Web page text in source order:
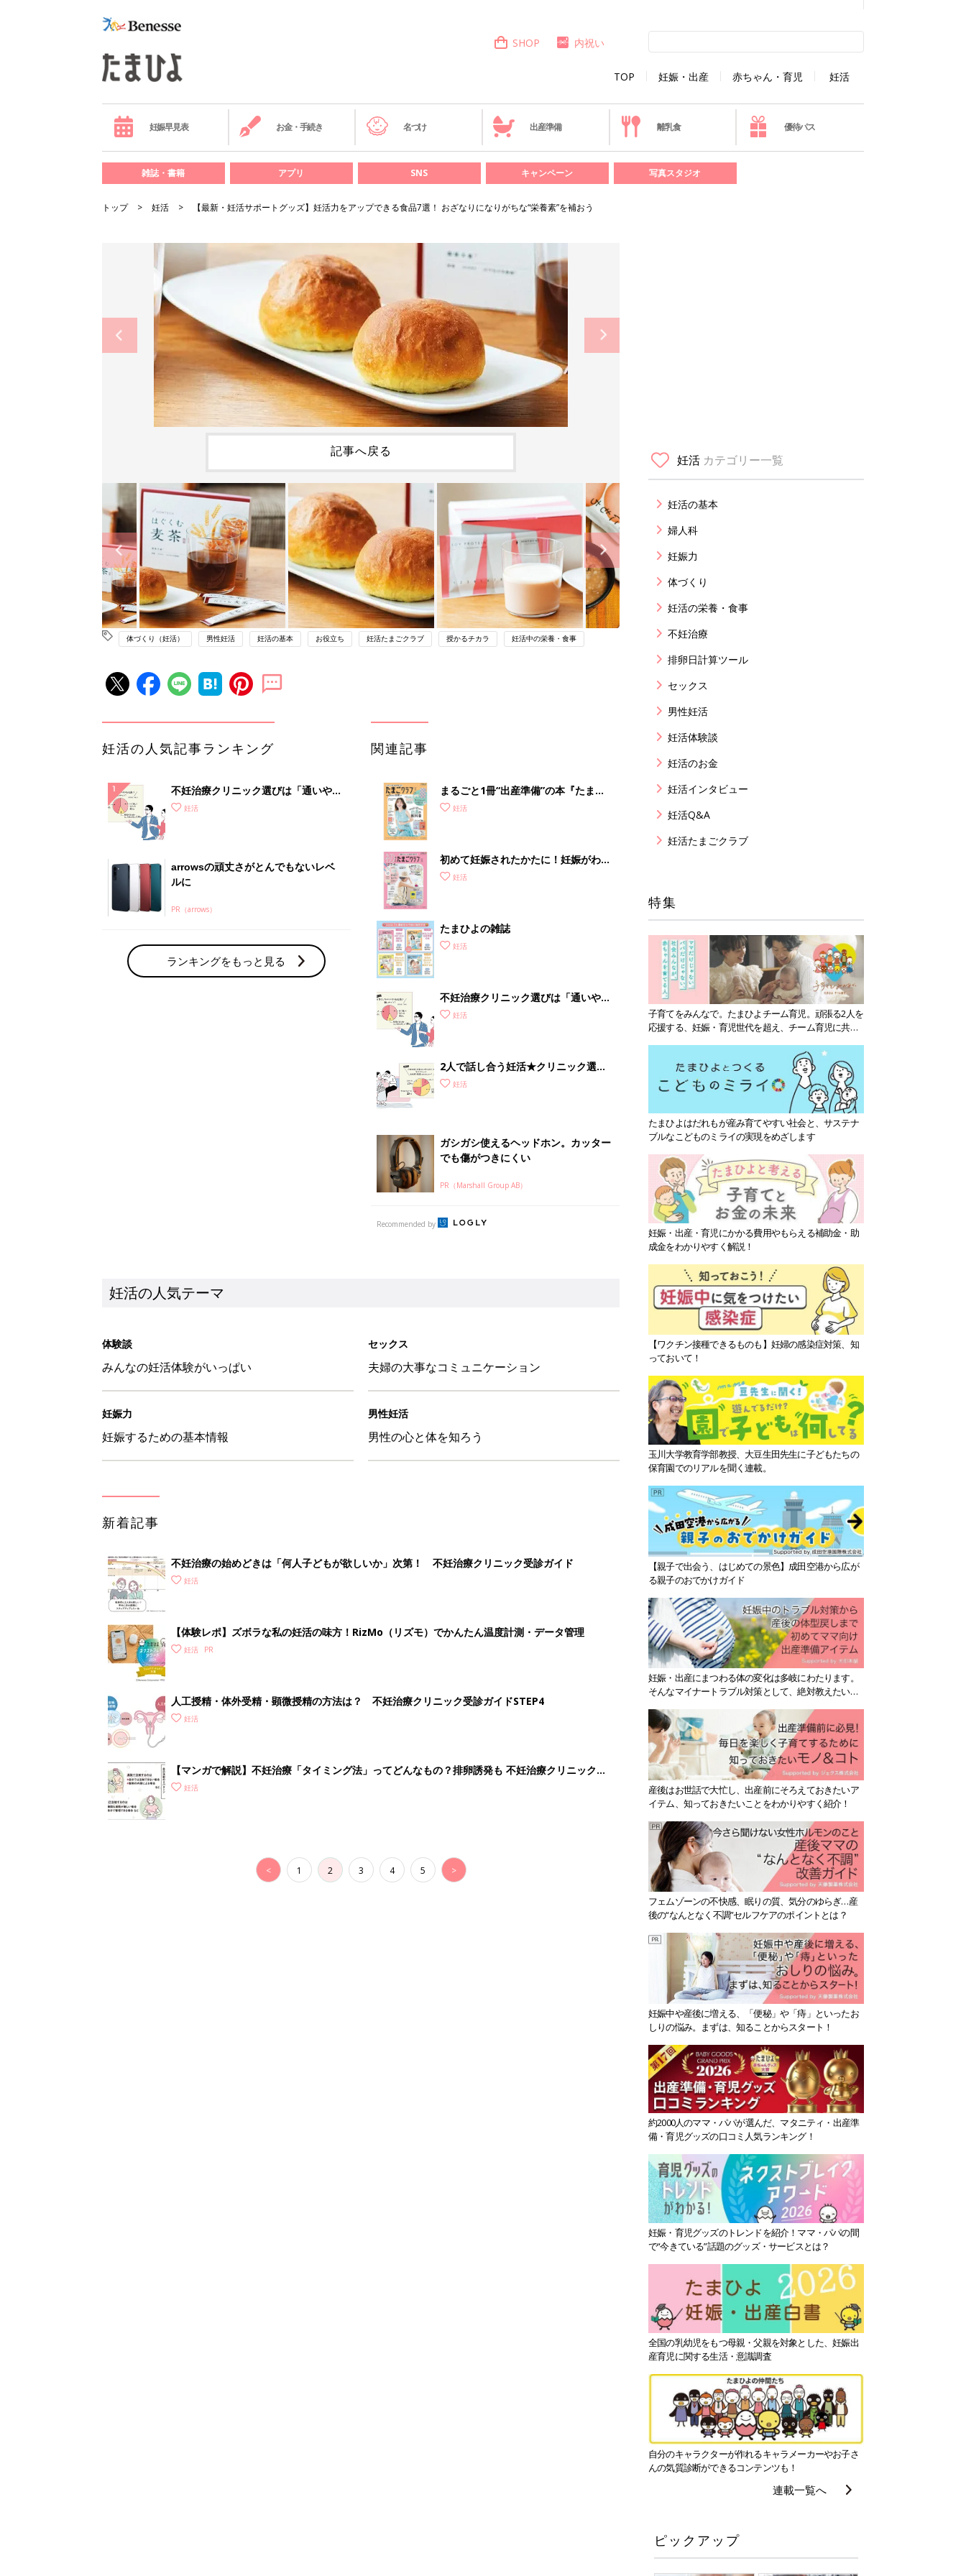
TOP 妊娠・出産 赤ちゃん・育児 妊活
SHOP 内祝い
妊娠早見表 お金・手続き 名づけ 出産準備 離乳食 優待パス
雑誌・書籍 アプリ SNS キャンペーン 写真スタジオ
トップ 妊活 【最新・妊活サポートグッズ】妊活力をアップできる食品7選！ おざなりになりがちな“栄養素”を補おう
記事へ戻る
体づくり（妊活） 男性妊活 妊活の基本 お役立ち 妊活たまごクラブ 授かるチカラ 妊活中の栄養・食事
妊活の人気記事ランキング
不妊治療クリニック選びは「通いやす
さ」が大切！選び方、重要3カ条っ
妊活
arrowsの頑丈さがとんでもないレベ
ルに
PR（arrows）
ランキングをもっと見る
関連記事
まるごと1冊“出産準備”の本『たまご
クラブ 夏号』〈スペシャル大特集〉
妊活
初めて妊娠されたかたに！妊娠がわか
ったら最初に読む本『初めてのたまご
妊活
たまひよの雑誌
妊活
不妊治療クリニック選びは「通いやす
さ」が大切！選び方、重要3カ条っ
妊活
2人で話し合う妊活★クリニック選び
の「心の準備」って？不妊治療スター
妊活
ガシガシ使えるヘッドホン。カッター
でも傷がつきにくい
PR（Marshall Group AB）
Recommended by
妊活の人気テーマ
体験談
みんなの妊活体験がいっぱい
セックス
夫婦の大事なコミュニケーション
妊娠力
妊娠するための基本情報
男性妊活
男性の心と体を知ろう
新着記事
不妊治療の始めどきは「何人子どもが欲しいか」次第！ 不妊治療クリニック受診ガイド
妊活
【体験レポ】ズボラな私の妊活の味方！RizMo（リズモ）でかんたん温度計測・データ管理
妊活
人工授精・体外受精・顕微授精の方法は？ 不妊治療クリニック受診ガイドSTEP4
妊活
【マンガで解説】不妊治療「タイミング法」ってどんなもの？排卵誘発も 不妊治療クリニック受
診ガイドSTEP3
妊活
< 1 2 3 4 5 >
妊活 カテゴリー一覧
妊活の基本
婦人科
妊娠力
体づくり
妊活の栄養・食事
不妊治療
排卵日計算ツール
セックス
男性妊活
妊活体験談
妊活のお金
妊活インタビュー
妊活Q&A
妊活たまごクラブ
特集
子育てをみんなで。たまひよチーム育児。頑張る2人を
応援する、妊娠・育児世代を超え、チーム育児に共感
たまひよはだれもが産み育てやすい社会と、サステナ
ブルなこどものミライの実現をめざします
妊娠・出産・育児にかかる費用やもらえる補助金・助
成金をわかりやすく解説！
【ワクチン接種できるものも】妊婦の感染症対策、知
っておいて！
玉川大学教育学部教授、大豆生田先生に子どもたちの
保育園でのリアルを聞く連載。
【親子で出会う、はじめての景色】成田空港から広が
る親子のおでかけガイド
妊娠・出産にまつわる体の変化は多岐にわたります。
そんなマイナートラブル対策として、絶対教えたい！
産後はお世話で大忙し、出産前にそろえておきたいア
イテム、知っておきたいことをわかりやすく紹介！
フェムゾーンの不快感、眠りの質、気分のゆらぎ…産
後の“なんとなく不調”セルフケアのポイントとは？
妊娠中や産後に増える、「便秘」や「痔」といったお
しりの悩み。まずは、知ることからスタート！
約2000人のママ・パパが選んだ、マタニティ・出産準
備・育児グッズの口コミ人気ランキング！
妊娠・育児グッズのトレンドを紹介！ママ・パパの間
で“今きている”話題のグッズ・サービスとは？
全国の乳幼児をもつ母親・父親を対象とした、妊娠出
産育児に関する生活・意識調査
自分のキャラクターが作れるキャラメーカーやお子さ
んの気質診断ができるコンテンツも！
連載一覧へ
ピックアップ